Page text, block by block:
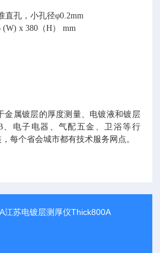
直孔，小孔径φ0.2mm
(W) x 380 （H）
mm
金属镀层的厚度测量、电镀液和镀层
、电子电器、气配五金、卫浴等行
每个省会城市都有技术服务网点。
江苏电镀层测厚仪Thick800A